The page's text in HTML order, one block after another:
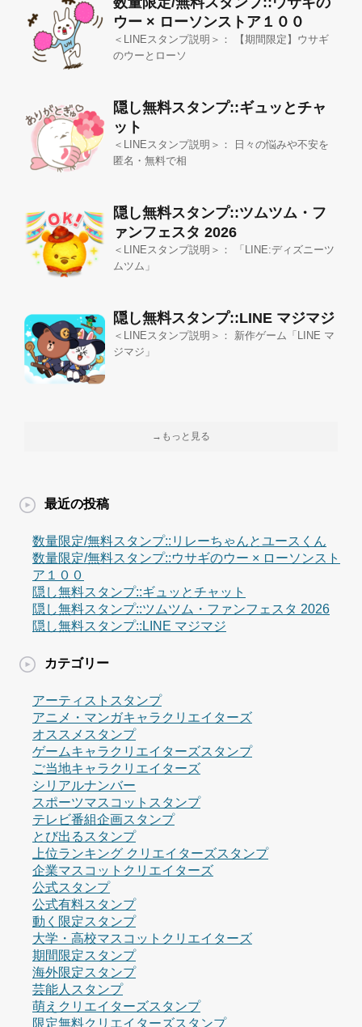
ウー × ローソンストア１００
＜LINEスタンプ説明＞： 【期間限定】ウサギ
のウーとローソ
隠し無料スタンプ::ギュッとチャ
ット
＜LINEスタンプ説明＞： 日々の悩みや不安を
匿名・無料で相
隠し無料スタンプ::ツムツム・フ
ァンフェスタ 2026
＜LINEスタンプ説明＞： 「LINE:ディズニーツ
ムツム」
隠し無料スタンプ::LINE マジマジ
＜LINEスタンプ説明＞： 新作ゲーム「LINE マ
ジマジ」
→もっと見る
最近の投稿
数量限定/無料スタンプ::リレーちゃんとユースくん
数量限定/無料スタンプ::ウサギのウー × ローソンスト
ア１００
隠し無料スタンプ::ギュッとチャット
隠し無料スタンプ::ツムツム・ファンフェスタ 2026
隠し無料スタンプ::LINE マジマジ
カテゴリー
アーティストスタンプ
アニメ・マンガキャラクリエイターズ
オススメスタンプ
ゲームキャラクリエイターズスタンプ
ご当地キャラクリエイターズ
シリアルナンバー
スポーツマスコットスタンプ
テレビ番組企画スタンプ
とび出るスタンプ
上位ランキング クリエイターズスタンプ
企業マスコットクリエイターズ
公式スタンプ
公式有料スタンプ
動く限定スタンプ
大学・高校マスコットクリエイターズ
期間限定スタンプ
海外限定スタンプ
芸能人スタンプ
萌えクリエイターズスタンプ
限定無料クリエイターズスタンプ